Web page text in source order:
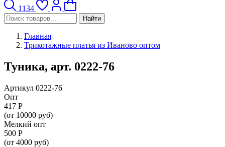
1134
Найти
Главная
Трикотажные платья из Иваново оптом
Туника, арт. 0222-76
Артикул 0222-76
Опт
417 Р
(от 10000 руб)
Мелкий опт
500 Р
(от 4000 руб)